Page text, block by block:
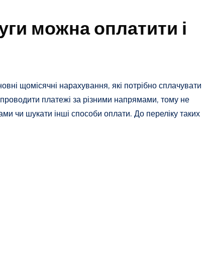
можна оплатити і
щомісячні нарахування, які потрібно сплачувати
платежі за різними напрямами, тому не
чи шукати інші способи оплати. До переліку таких